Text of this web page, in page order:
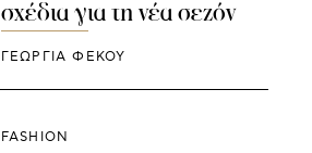
σχέδια για τη νέα σεζόν
ΓΕΩΡΓΙΑ ΦΕΚΟΥ
FASHION